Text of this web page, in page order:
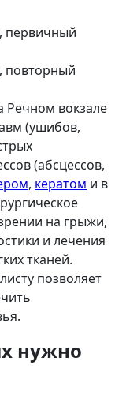
первичный
повторный
Речном вокзале
(ушибов,
(абсцессов,
, кератом и в
на грыжи,
и лечения
тканей.
позволяет
нужно